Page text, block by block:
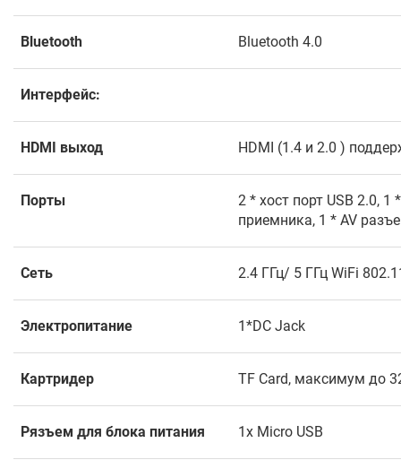
Bluetooth Bluetooth 4.0
Интерфейс:
HDMI выход HDMI (1.4 и 2.0 )
Порты
2 * хост порт USB 2.0,
приемника, 1 * AV
Сеть 2.4 ГГц/ 5 ГГц WiFi
Электропитание 1*DC Jack
Картридер TF Card, максимум до
Рязъем для блока питания 1x Micro USB